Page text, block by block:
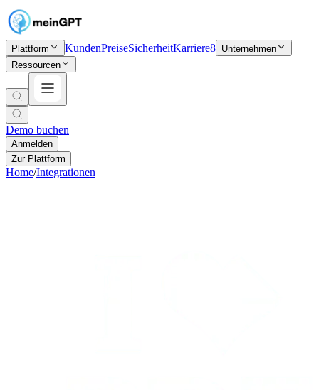
Plattform KundenPreiseSicherheitKarriere8 Unternehmen
Ressourcen
Demo buchen
Anmelden
Zur Plattform
Home/Integrationen